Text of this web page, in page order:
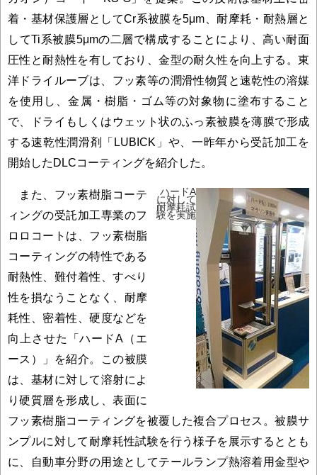
着・基材保護層としてCr系被膜を5μm、耐摩耗・耐熱層と
してTi系被膜5μmの二層で構成することにより、高い耐面
圧性と耐熱性を有しており、金型の耐久性を向上する。東
洋ドライルーブは、フッ素等の潤滑性物質と速乾性の溶媒
を使用し、金属・樹脂・ゴム等の対象物に塗布すること
で、ドライもしくはウェット状のふっ素被膜を薄膜で形成
する速乾性潤滑剤「LUBICK」や、一昨年から受託加工を
開始したDLCコーティングを紹介した。
ハードA
に対して
耐摩耗試
験を実施
また、フッ素樹脂コーテ
ィングの受託加工専業のフ
ロロコートは、フッ素樹脂
コーティングの特性である
耐熱性、難付着性、すべり
性を損なうことなく、耐摩
耗性、密着性、硬度などを
向上させた「ハードA（エ
ース）」を紹介。この被膜
は、基材に対して溶射によ
り硬質層を形成し、表面に
フッ素樹脂コーティングを被覆した複合プロセス。被膜サ
ンプルに対して耐摩耗性試験を行う様子を展示するととも
に、自動車分野の用途としてテールランプ熱溶着用金型や